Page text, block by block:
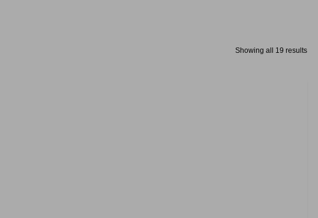
Showing all 19 results